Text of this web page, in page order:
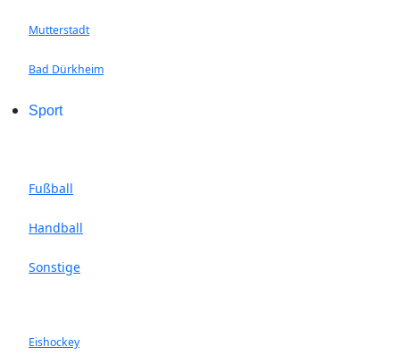
Mutterstadt
Bad Dürkheim
Sport
Fußball
Handball
Sonstige
Eishockey